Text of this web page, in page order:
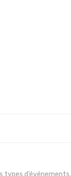
types d’événements.